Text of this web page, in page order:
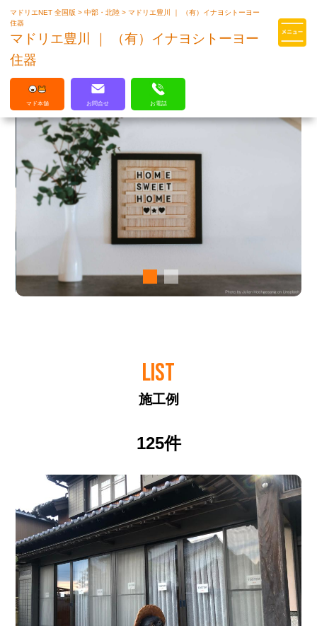
マドリエはLIXILの厳しい基準を
マドリエNET 全国版>中部・北陸>マドリエ豊川 ｜ （有）イナヨシトーヨー
住器
マドリエ豊川 ｜ （有）イナヨシトーヨー
住器
マド本舗 お問合せ お電話
LIST
施工例
125件